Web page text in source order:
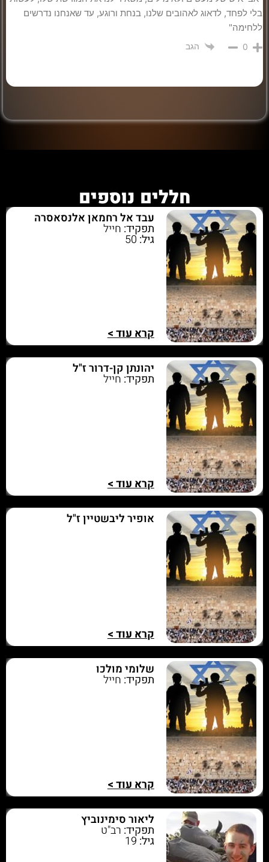
בלי לפחד, לדאוג לאהובים שלנו, בנחת ורוגע, עד שאנחנו נדרשים
ללחימה"
0 הגב
חללים נוספים
עבד אל רחמאן אלנסאסרה
תפקיד: חייל
גיל:50
קרא עוד >
יהונתן קן-דרור ז"ל
תפקיד: חייל
קרא עוד >
אופיר ליבשטיין ז"ל
קרא עוד >
שלומי מולכו
תפקיד: חייל
קרא עוד >
ליאור סימינוביץ
תפקיד: רב"ט
גיל:19